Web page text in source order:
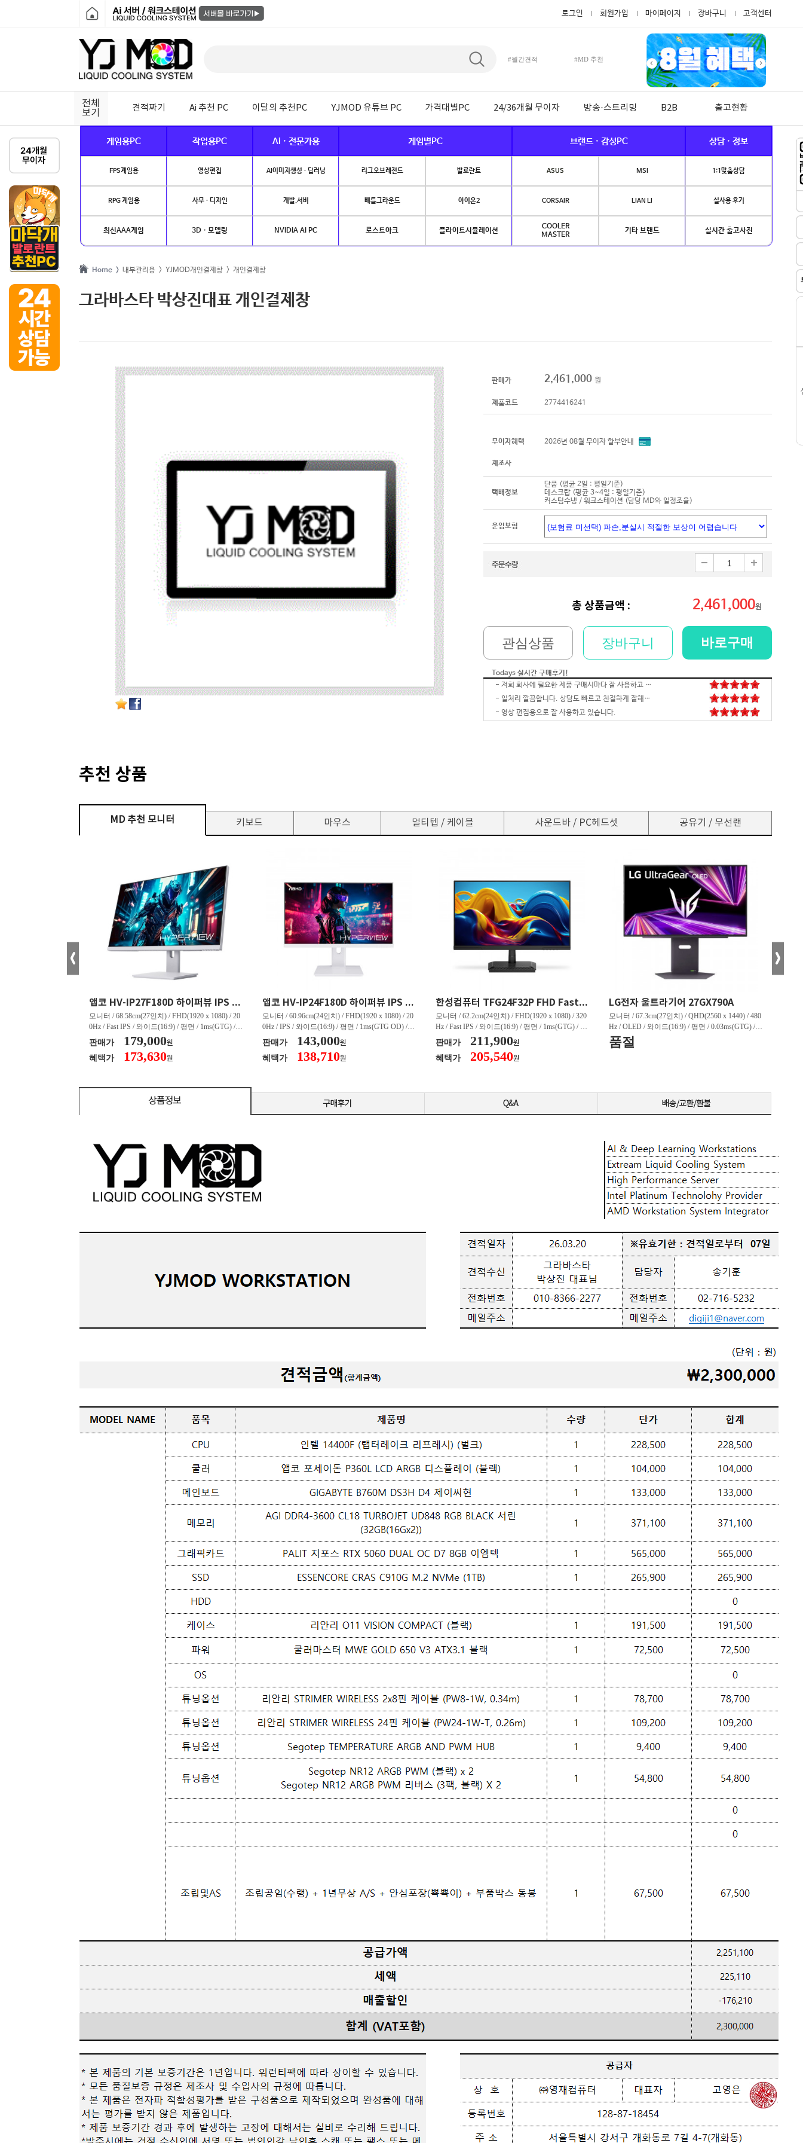
로그인 회원가입 마이페이지 장바구니 고객센터
#월간견적 #MD 추천
전체
보기
견적짜기 Ai 추천 PC 이달의 추천PC YJMOD 유튜브 PC 가격대별PC 24/36개월 무이자 방송·스트리밍 B2B 출고현황
게임용PC 작업용PC Ai · 전문가용 게임별PC 브랜드 · 감성PC 상담 · 정보
FPS게임용 영상편집 AI이미지생성 · 딥러닝 리그오브레전드 발로란트 ASUS MSI 1:1맞춤상담
RPG 게임용 사무 · 디자인 개발.서버 배틀그라운드 아이온2 CORSAIR LIAN LI 실사용 후기
최신AAA게임 3D · 모델링 NVIDIA AI PC 로스트아크 플라이트시뮬레이션
COOLER
MASTER
기타 브랜드 실시간 출고사진
Home > 내부관리용 > YJMOD개인결제창 > 개인결제창
그라바스타 박상진대표 개인결제창
판매가 2,461,000 원
제품코드 2774416241
무이자혜택 2026년 08월 무이자 할부안내
제조사
택배정보
단품 (평균 2일 : 평일기준)
데스크탑 (평균 3~4일 : 평일기준)
커스텀수냉 / 워크스테이션 (담당 MD와 일정조율)
운임보험
총 상품금액 : 2,461,000원
관심상품 장바구니 바로구매
Todays 실시간 구매후기!
-
저희 회사에 필요한 제품 구매시마다 잘 사용하고 있습니다. 사양 대비 가격도 좋고 서비스도 훌륭하세요. 고장없이 잘 쓰고 있어서 다음 번 pc도 또 살 예정이에요. 앞으로도 잘 부탁드려요
-
일처리 깔끔합니다. 상담도 빠르고 친절하게 잘해주시네요 매우만족합니다~~~
- 영상 편집용으로 잘 사용하고 있습니다.
추천 상품
MD 추천 모니터 키보드 마우스 멀티텝 / 케이블 사운드바 / PC헤드셋 공유기 / 무선랜
앱코 HV-IP27F180D 하이퍼뷰 IPS FHD 200 HDR 무결점
모니터 / 68.58cm(27인치) / FHD(1920 x 1080) / 20
0Hz / Fast IPS / 와이드(16:9) / 평면 / 1ms(GTG) / 3
50nit / 1,000:1 / 헤드폰 아웃 / LED 조명 / 틸트(상
하) / 6kg / [색상영역] / sRGB:128% / Adobe RGB:8
5% / DCI-P3:91% / NTSC:90% / [게임특화] / 조준
판매가 179,000원
혜택가 173,630원
앱코 HV-IP24F180D 하이퍼뷰 IPS FHD 180 HDR 무결점
모니터 / 60.96cm(24인치) / FHD(1920 x 1080) / 20
0Hz / IPS / 와이드(16:9) / 평면 / 1ms(GTG OD) / 2
50nit / 1,000:1 / 헤드폰 아웃 / LED 조명 / 틸트(상
하) / 4.9kg / [색상영역] / sRGB:99% / Adobe RGB:
80% / DCI-P3:80% / NTSC:75% / [게임특화] / 조준
판매가 143,000원
혜택가 138,710원
한성컴퓨터 TFG24F32P FHD Fast IPS 리얼 320 게이밍 무결점
모니터 / 62.2cm(24인치) / FHD(1920 x 1080) / 320
Hz / Fast IPS / 와이드(16:9) / 평면 / 1ms(GTG) / 45
0nit / 1,000:1 / 헤드폰 아웃 / 틸트(상하) / 3.1kg /
[색상영역] / sRGB:99% / DCI-P3:91% / [게임특화]
/ G-Sync 호환 / FreeSync / [단자정보] / HDMI 2.0 /
판매가 211,900원
혜택가 205,540원
LG전자 울트라기어 27GX790A
모니터 / 67.3cm(27인치) / QHD(2560 x 1440) / 480
Hz / OLED / 와이드(16:9) / 평면 / 0.03ms(GTG) / 1,
300nit / 1,500,000:1 / VESA TRUE BLACK 400 / 헤
드폰 아웃 / 피벗(회전) / 엘리베이션(높낮이) / 틸
ync 호환(NVIDIA인증) / FreeSync / FreeSync 프리
미엄 / FreeSync 프리미엄 프로 / [단자정보] / HD
MI 2.1 / DP 2.1
품절